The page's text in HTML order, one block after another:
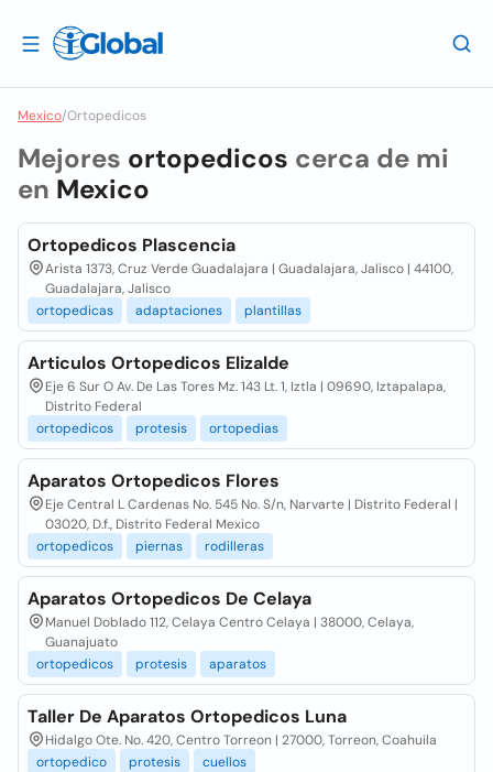
Mexico/Ortopedicos
Mejores ortopedicos cerca de mi
en Mexico
Ortopedicos Plascencia
Arista 1373, Cruz Verde Guadalajara | Guadalajara, Jalisco | 44100,
Guadalajara, Jalisco
ortopedicas
adaptaciones plantillas
Articulos Ortopedicos Elizalde
Eje 6 Sur O Av. De Las Tores Mz. 143 Lt. 1, Iztla | 09690, Iztapalapa,
Distrito Federal
ortopedicos
protesis ortopedias
Aparatos Ortopedicos Flores
Eje Central L Cardenas No. 545 No. S/n, Narvarte | Distrito Federal |
03020, D.f., Distrito Federal Mexico
ortopedicos
piernas rodilleras
Aparatos Ortopedicos De Celaya
Manuel Doblado 112, Celaya Centro Celaya | 38000, Celaya,
Guanajuato
ortopedicos
protesis aparatos
Taller De Aparatos Ortopedicos Luna
Hidalgo Ote. No. 420, Centro Torreon | 27000, Torreon, Coahuila
ortopedico
protesis cuellos